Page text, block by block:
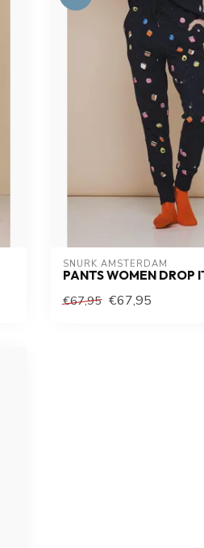
SNURK AMSTERDAM
PANTS WOMEN DROP
€67,95 €67,95